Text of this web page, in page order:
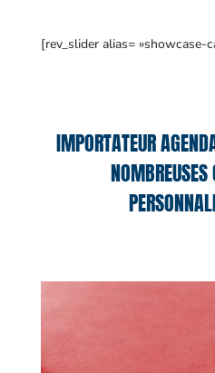
[rev_slider alias= »showcase-
IMPORTATEUR